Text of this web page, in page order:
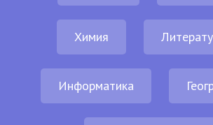
Химия
Информатика